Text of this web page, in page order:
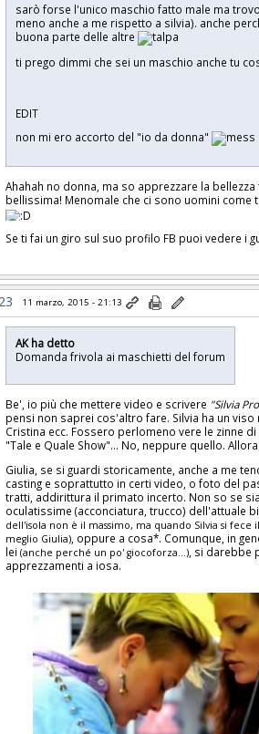
sarò forse l'unico maschio fatto male ma
meno anche a me rispetto a silvia). anche
buona parte delle altre
ti prego dimmi che sei un maschio anche tu
EDIT
non mi ero accorto del "io da donna"
Ahahah no donna, ma so apprezzare la
bellissima! Menomale che ci sono uomini come
Se ti fai un giro sul suo profilo FB puoi vedere i
23 11 marzo, 2015 - 21:13
AK ha detto
Domanda frivola ai maschietti del forum
Be', io più che mettere video e scrivere "Silvia
pensi non saprei cos'altro fare. Silvia ha un
Cristina ecc. Fossero perlomeno vere le zinne
"Tale e Quale Show"... No, neppure quello.
Giulia, se si guardi storicamente, anche a me
casting e soprattutto in certi video, o foto del
tratti, addirittura il primato incerto. Non so se
oculatissime (acconciatura, trucco) dell'attuale
dell'isola non è il massimo, ma quando Silvia si
meglio Giulia) , oppure a cosa*. Comunque, in
lei(anche perché un po' giocoforza...) , si
apprezzamenti a iosa.